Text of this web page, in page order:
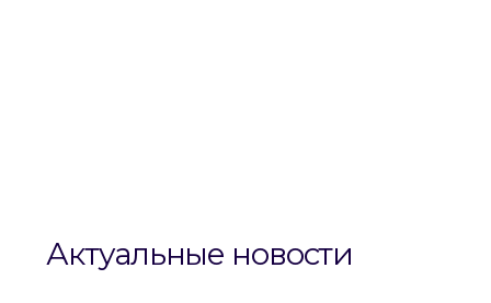
Актуальные новости